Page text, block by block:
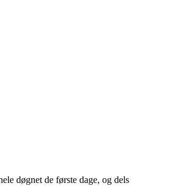
døgnet de første dage, og dels